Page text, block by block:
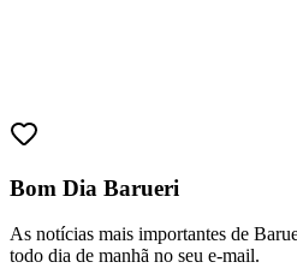
Bom Dia Barueri
As notícias mais importantes de
todo dia de manhã no seu e-mail.